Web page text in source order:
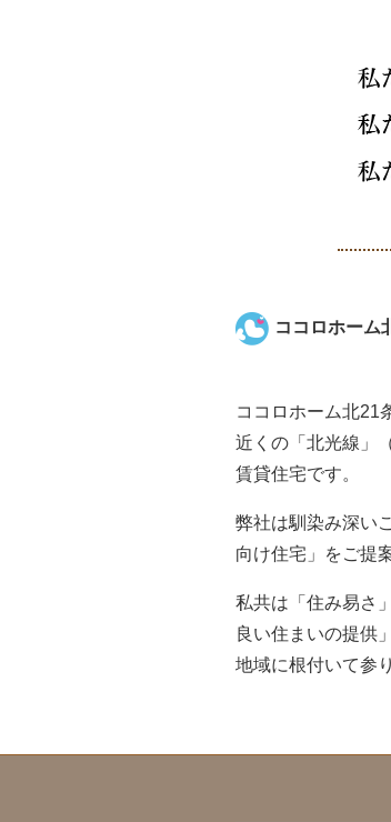
ココロホーム
ココロホーム北21
近くの「北光線」
賃貸住宅です。
弊社は馴染み深い
向け住宅」をご提
私共は「住み易さ
良い住まいの提供
地域に根付いて参